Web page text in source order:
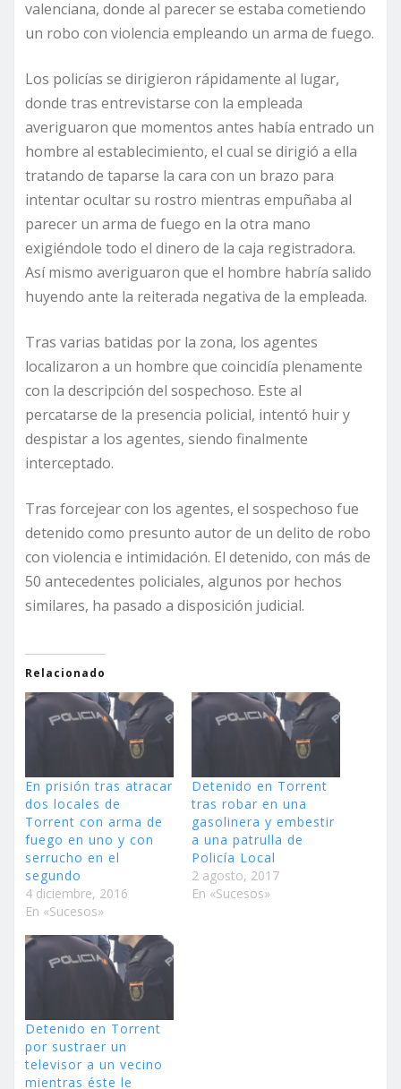
valenciana, donde al parecer se estaba cometiendo
un robo con violencia empleando un arma de fuego.
Los policías se dirigieron rápidamente al lugar,
donde tras entrevistarse con la empleada
averiguaron que momentos antes había entrado un
hombre al establecimiento, el cual se dirigió a ella
tratando de taparse la cara con un brazo para
intentar ocultar su rostro mientras empuñaba al
parecer un arma de fuego en la otra mano
exigiéndole todo el dinero de la caja registradora.
Así mismo averiguaron que el hombre habría salido
huyendo ante la reiterada negativa de la empleada.
Tras varias batidas por la zona, los agentes
localizaron a un hombre que coincidía plenamente
con la descripción del sospechoso. Este al
percatarse de la presencia policial, intentó huir y
despistar a los agentes, siendo finalmente
interceptado.
Tras forcejear con los agentes, el sospechoso fue
detenido como presunto autor de un delito de robo
con violencia e intimidación. El detenido, con más de
50 antecedentes policiales, algunos por hechos
similares, ha pasado a disposición judicial.
Relacionado
En prisión tras atracar
dos locales de
Torrent con arma de
fuego en uno y con
serrucho en el
segundo
4 diciembre, 2016
En «Sucesos»
Detenido en Torrent
tras robar en una
gasolinera y embestir
a una patrulla de
Policía Local
2 agosto, 2017
En «Sucesos»
Detenido en Torrent
por sustraer un
televisor a un vecino
mientras éste le